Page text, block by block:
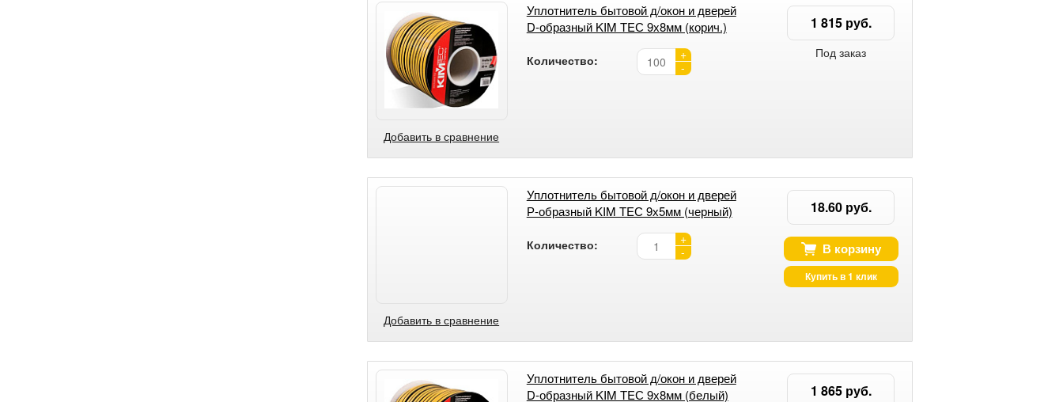
Добавить в сравнение
Уплотнитель бытовой д/окон и дверей
D-образный KIM TEС 9х8мм (корич.)
Количество:
+
-
1 815 руб.
Под заказ
Добавить в сравнение
Уплотнитель бытовой д/окон и дверей
Р-образный KIM TEС 9х5мм (черный)
Количество:
+
-
18.60 руб.
В корзину
Купить в 1 клик
Уплотнитель бытовой д/окон и дверей
D-образный KIM TEС 9х8мм (белый)
1 865 руб.